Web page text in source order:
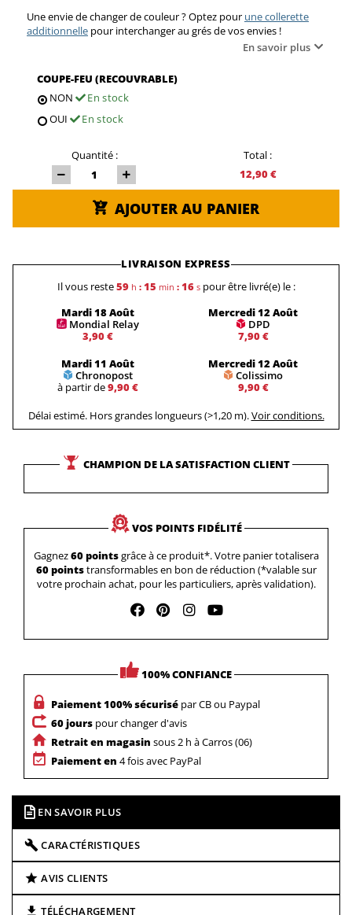
Une envie de changer de couleur ? Optez pour une collerette
additionnelle pour interchanger au grés de vos envies !
En savoir plus
COUPE-FEU (RECOUVRABLE)
NON
En stock
OUI
En stock
Quantité :
Total :
12,90 €
AJOUTER AU PANIER
LIVRAISON EXPRESS
Il vous reste59h : 15 min : 15s pour être livré(e) le :
Mardi 18 Août
Mondial Relay
3,90 €
Mercredi 12 Août
DPD
7,90 €
Mardi 11 Août
Chronopost
à partir de9,90 €
Mercredi 12 Août
Colissimo
9,90 €
Délai estimé. Hors grandes longueurs (>1,20 m).Voir conditions.
CHAMPION DE LA SATISFACTION CLIENT
VOS POINTS FIDÉLITÉ
Gagnez60 pointsgrâce à ce produit*. Votre panier totalisera
60 pointstransformables en bon de réduction (*valable sur
votre prochain achat, pour les particuliers, après validation).
100% CONFIANCE
Paiement 100% sécurisé par CB ou Paypal
60 jours pour changer d'avis
Retrait en magasin sous 2 h à Carros (06)
Paiement en 4 fois avec PayPal
EN SAVOIR PLUS
CARACTÉRISTIQUES
AVIS CLIENTS
TÉLÉCHARGEMENT